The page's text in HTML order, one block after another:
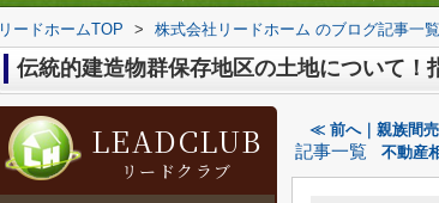
リードホームTOP > 株式会社リードホーム のブログ記事一覧
伝統的建造物群保存地区の土地について！
≪ 前へ｜親族間売
記事一覧 不動産
LEADCLUB
リードクラブ